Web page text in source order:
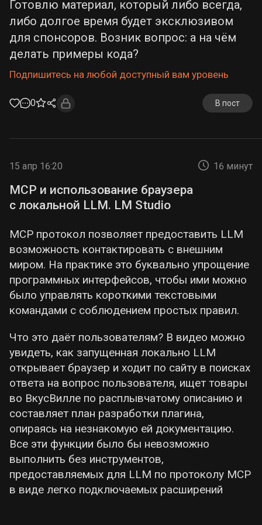
Готовлю материал, который либо всегда,
либо долгое время будет эксклюзивом
для спонсоров. Возник вопрос: а на чём
делать примеры кода?
Подпишитесь на любой доступный вам уровень
0 В пост
15 апр 16:20 16 минут
MCP и использование браузера
с локальной LLM. LM Studio
MCP протокол позволяет предоставить LLM
возможность контактировать с внешним
миром. На практике это буквально упрощение
программных интерфейсов, чтобы ими можно
было управлять короткими текстовыми
командами с соблюдением простых правил.
Что это даёт пользователям? В видео можно
увидеть, как запущенная локально LLM
открывает браузер и ходит по сайту в поисках
ответа на вопрос пользователя, ищет товары
во ВкусВилле по расплывчатому описанию и
составляет план разработки плагина,
опираясь на незнакомую ей документацию.
Все эти функции было бы невозможно
выполнить без инструментов,
предоставляемых для LLM по протоколу MCP
в виде легко подключаемых расширений